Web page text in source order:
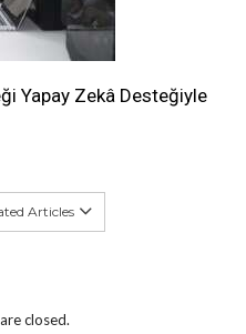
Yapay Zekâ Desteğiyle
Articles
closed.